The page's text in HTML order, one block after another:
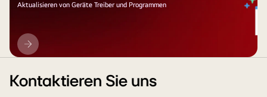
Aktualisieren von Geräte Treiber und Programmen
LG
Aktualisieren
Kontaktieren Sie uns